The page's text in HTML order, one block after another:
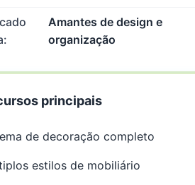
Amantes de design e
organização
principais
de decoração completo
estilos de mobiliário